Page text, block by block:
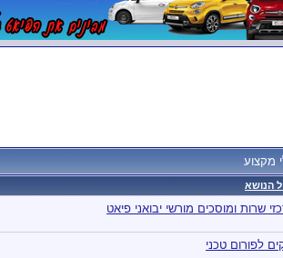
מקצוע
הנושא
שרות ומוסכים מורשי יבואני פיאט
לפורום טכני